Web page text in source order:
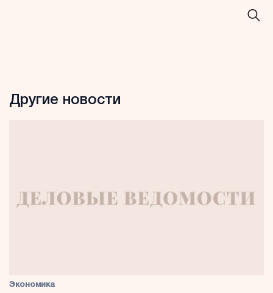
Другие новости
Экономика